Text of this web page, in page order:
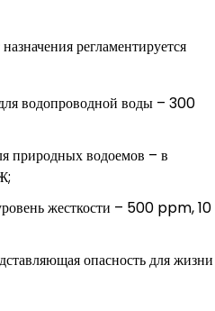
регламентируется
водопроводной воды – 300
природных водоемов – в
жесткости – 500 ppm, 10
опасность для жизни